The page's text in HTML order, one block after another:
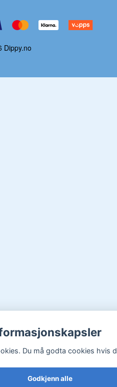
Dippy.no
Du må godta cookies hvis
Godkjenn alle